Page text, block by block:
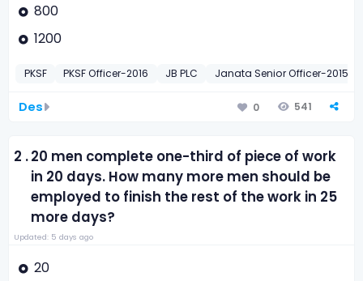
800
1200
PKSF PKSF Officer-2016 JB PLC Janata Senior Officer-2015
Des 0 541
2 .20 men complete one-third of piece of work
in 20 days. How many more men should be
employed to finish the rest of the work in 25
more days?
Updated: 5 days ago
20